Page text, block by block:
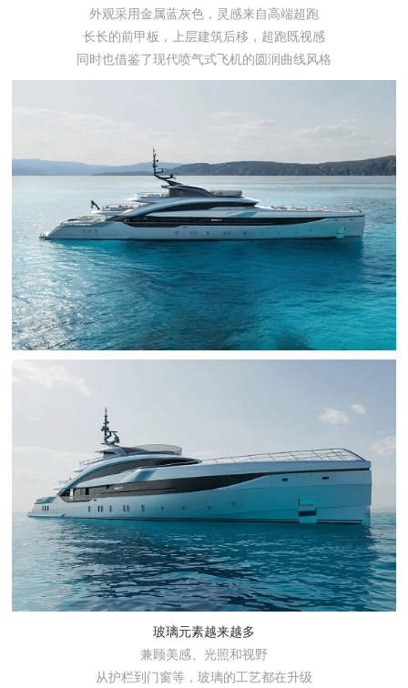
外观采用金属蓝灰色，灵感来自高端超跑
长长的前甲板，上层建筑后移，超跑既视感
同时也借鉴了现代喷气式飞机的圆润曲线风格
玻璃元素越来越多
兼顾美感、光照和视野
从护栏到门窗等，玻璃的工艺都在升级